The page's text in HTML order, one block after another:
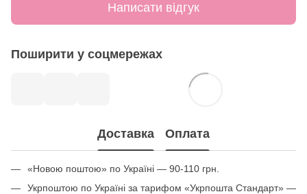
Написати відгук
Поширити у соцмережах
Доставка Оплата
«Новою поштою» по Україні — 90-110 грн.
Укрпоштою по Україні за тарифом «Укрпошта Стандарт» —